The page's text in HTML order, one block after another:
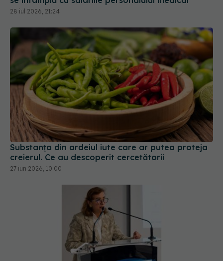
Substanța din ardeiul iute care ar putea proteja
creierul. Ce au descoperit cercetătorii
27 iun 2026, 10:00